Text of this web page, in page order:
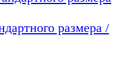
размера /